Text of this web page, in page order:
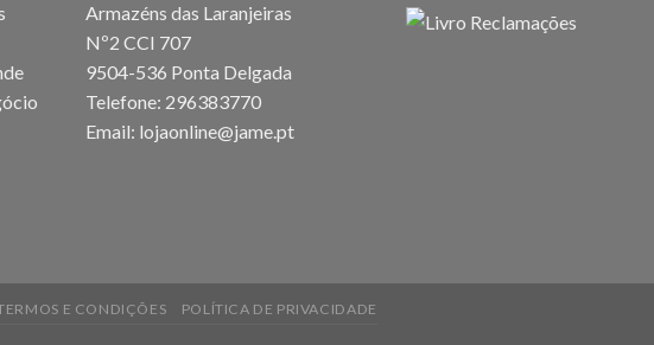
Armazéns das Laranjeiras
Nº2 CCI 707
9504-536 Ponta Delgada
Telefone: 296383770
Email: lojaonline@jame.pt
E CONDIÇÕES POLÍTICA DE PRIVACIDADE